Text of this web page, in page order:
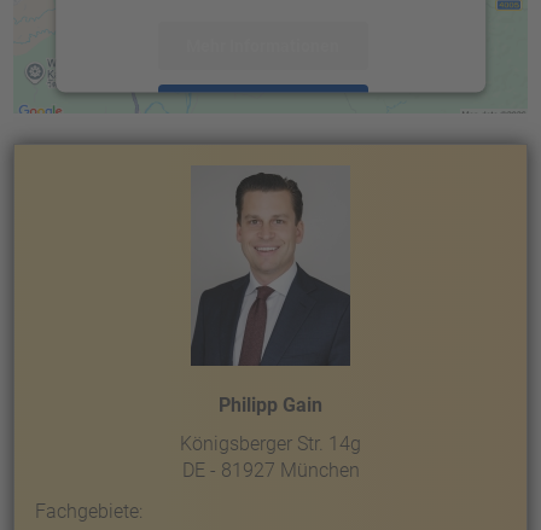
Management Platform
Philipp Gain
Königsberger Str. 14g
DE - 81927 München
Fachgebiete: